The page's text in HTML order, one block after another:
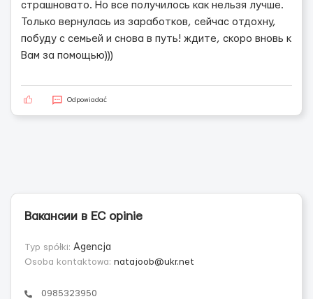
страшновато. Но все получилось как нельзя лучше.
Только вернулась из заработков, сейчас отдохну,
побуду с семьей и снова в путь! ждите, скоро вновь к
Вам за помощью)))
Odpowiadać
Вакансии в ЕС opinie
Typ spółki: Agencja
Osoba kontaktowa: natajoob@ukr.net
0985323950